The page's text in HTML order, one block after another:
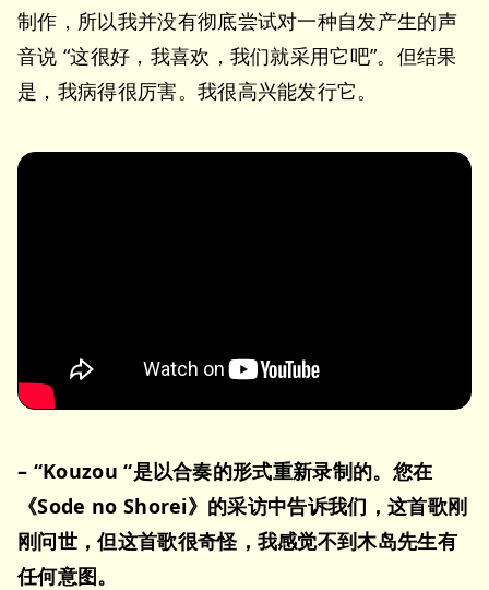
制作，所以我并没有彻底尝试对一种自发产生的声
音说 “这很好，我喜欢，我们就采用它吧”。但结果
是，我病得很厉害。我很高兴能发行它。
– “Kouzou “是以合奏的形式重新录制的。您在
《Sode no Shorei》的采访中告诉我们，这首歌刚
刚问世，但这首歌很奇怪，我感觉不到木岛先生有
任何意图。